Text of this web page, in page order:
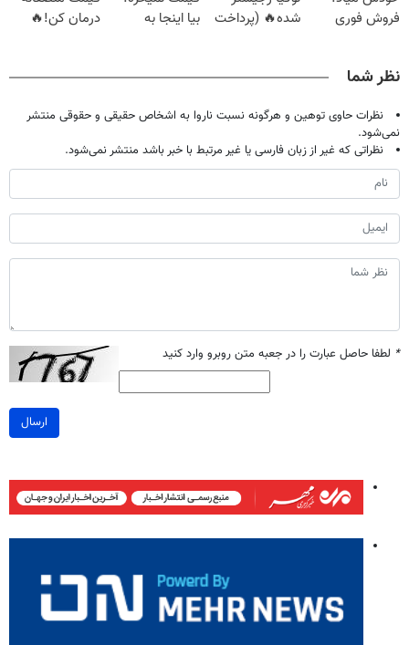
فروش فوری
شده🔥 (پرداخت
بیا اینجا به
خریدار واقعی*
درمان کن!🔥
نظر شما
نظرات حاوی توهین و هرگونه نسبت ناروا به اشخاص حقیقی و حقوقی منتشر
نمی‌شود.
نظراتی که غیر از زبان فارسی یا غیر مرتبط با خبر باشد منتشر نمی‌شود.
* لطفا حاصل عبارت را در جعبه متن روبرو وارد کنید
ارسال